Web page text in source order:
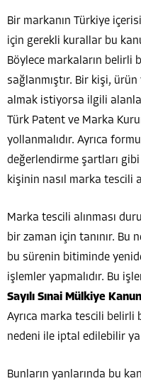
Bir markanın Türkiye
için gerekli kurallar bu
Böylece markaların
sağlanmıştır. Bir kişi,
almak istiyorsa ilgili
Türk Patent ve Marka
yollanmalıdır. Ayrıca
değerlendirme şartları
kişinin nasıl marka tescili
Marka tescili alınması
bir zaman için tanınır. Bu
bu sürenin bitiminde
işlemler yapmalıdır. Bu
Sayılı Sınai Mülkiye
Ayrıca marka tescili
nedeni ile iptal edilebilir
Bunların yanlarında bu